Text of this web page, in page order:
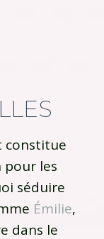
constitue
pour les
séduire
Émilie,
dans le